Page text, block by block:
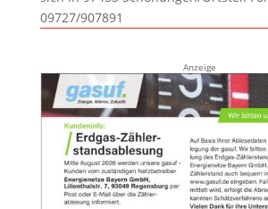
09727/907891
Anzeige